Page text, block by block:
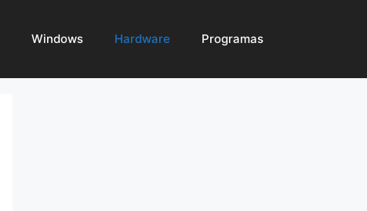
Windows Hardware Programas